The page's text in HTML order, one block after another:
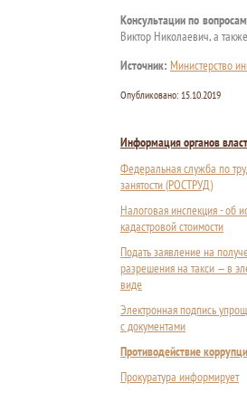
Консультации по
Виктор Николаевич, а
Источник: Министерство
Опубликовано: 15.10.2019
Информация органов
Федеральная служба по
занятости (РОСТРУД)
Налоговая инспекция - об
кадастровой стоимости
Подать заявление на
разрешения на такси — в
виде
Электронная подпись
с документами
Противодействие
Прокуратура информирует